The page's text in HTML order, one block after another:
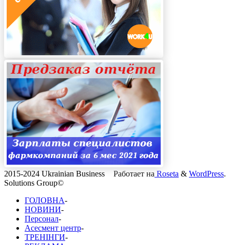
Работает на Roseta & WordPress.
2015-2024 Ukrainian Business
Solutions Group©
ГОЛОВНА-
НОВИНИ-
Персонал-
Асесмент центр-
ТРЕНІНГИ-